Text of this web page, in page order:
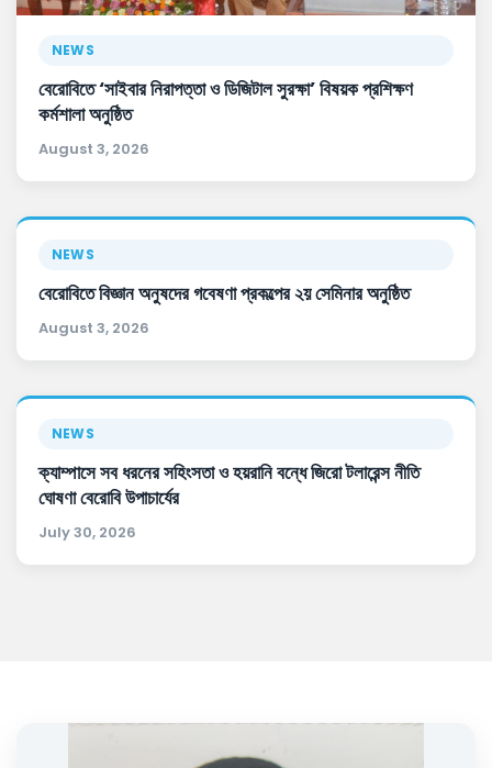
NEWS
বেরোবিতে ‘সাইবার নিরাপত্তা ও ডিজিটাল সুরক্ষা’ বিষয়ক প্রশিক্ষণ
কর্মশালা অনুষ্ঠিত
August 3, 2026
NEWS
বেরোবিতে বিজ্ঞান অনুষদের গবেষণা প্রকল্পের ২য় সেমিনার অনুষ্ঠিত
August 3, 2026
NEWS
ক্যাম্পাসে সব ধরনের সহিংসতা ও হয়রানি বন্ধে জিরো টলারেন্স নীতি
ঘোষণা বেরোবি উপাচার্যের
July 30, 2026